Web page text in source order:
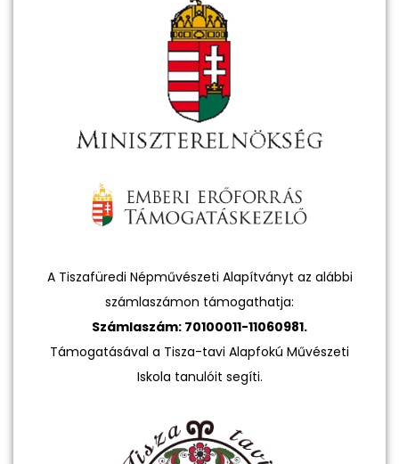
A Tiszafüredi Népművészeti Alapítványt az alábbi
számlaszámon támogathatja:
Számlaszám: 70100011-11060981.
Támogatásával a Tisza-tavi Alapfokú Művészeti
Iskola tanulóit segíti.